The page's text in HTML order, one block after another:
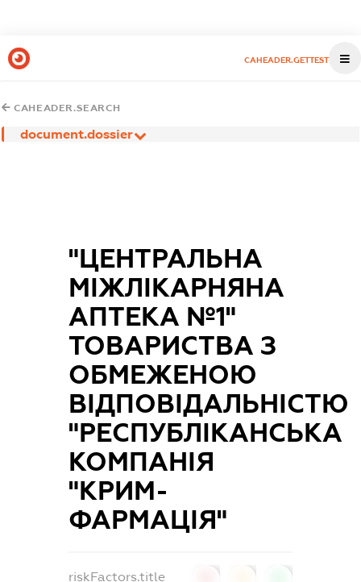
CAHEADER.GETTEST
CAHEADER.SEARCH
document.dossier
"ЦЕНТРАЛЬНА
МІЖЛІКАРНЯНА
АПТЕКА №1"
ТОВАРИСТВА З
ОБМЕЖЕНОЮ
ВІДПОВІДАЛЬНІСТЮ
"РЕСПУБЛІКАНСЬКА
КОМПАНІЯ
"КРИМ-
ФАРМАЦІЯ"
riskFactors.title